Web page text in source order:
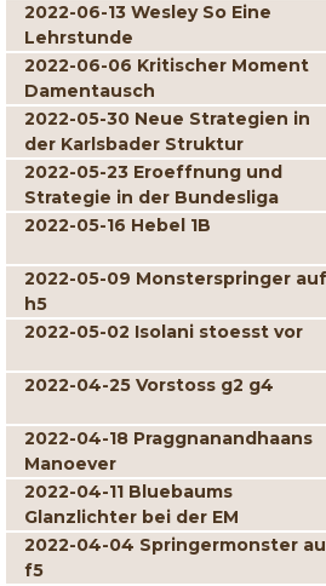
2022-06-13 Wesley So Eine
Lehrstunde
2022-06-06 Kritischer Moment
Damentausch
2022-05-30 Neue Strategien in
der Karlsbader Struktur
2022-05-23 Eroeffnung und
Strategie in der Bundesliga
2022-05-16 Hebel 1B
2022-05-09 Monsterspringer auf
h5
2022-05-02 Isolani stoesst vor
2022-04-25 Vorstoss g2 g4
2022-04-18 Praggnanandhaans
Manoever
2022-04-11 Bluebaums
Glanzlichter bei der EM
2022-04-04 Springermonster
f5